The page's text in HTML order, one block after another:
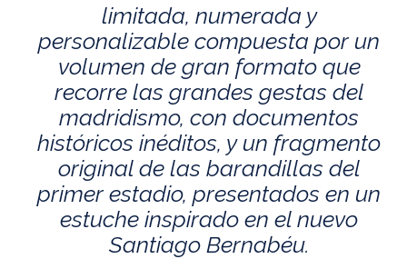
limitada, numerada y
personalizable compuesta por un
volumen de gran formato que
recorre las grandes gestas del
madridismo, con documentos
históricos inéditos, y un fragmento
original de las barandillas del
primer estadio, presentados en un
estuche inspirado en el nuevo
Santiago Bernabéu.